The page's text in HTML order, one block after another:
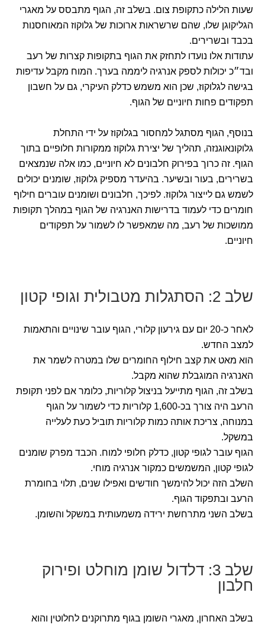
שעות הלילה כתקופת צום. בשלב זה, הגוף מתבסס על מאגרי
הגליקוגן שלו, שהם שרשראות ארוכות של גלוקוז המאוחסנות
בכבד ובשרירים.
עתודות אלו נועדו לתחזק את הגוף בתקופות קצרות של רעב
ובד״כ יכולות לספק אנרגיה ליממה בערך. המוח מקבל עדיפות
בגישה לגלוקוז, שכן הוא משמש כדלק העיקרי, גם על חשבון
תפקודים פחות חיוניים של הגוף.
בנוסף, הגוף מסתגל למחסור בגלוקוז על ידי התחלת
גלוקונאוגנזה, תהליך של יצירת גלוקוז ממקורות חלופיים בתוך
הגוף. זה כרוך בפירוק חלבונים לא חיוניים, כמו אלה שנמצאים
בשרירים, בעור ובשיער. בהיעדר מספיק גלוקוז, שומנים יכולים
לשמש גם לייצור גלוקוז. לפיכך, חלבונים ושומנים עוברים חילוף
חומרים כדי לעמוד בדרישות האנרגיה של הגוף במהלך תקופות
ממושכות של רעב, מה שמאפשר לו לשמור על תפקודים
חיוניים.
שלב 2: הסתגלות מטבולית וגופי קטון
לאחר כ-20 יום עם גירעון קלורי, הגוף עובר שינויים והתאמות
למצב החדש.
הוא מאט את קצב חילוף החומרים שלו במטרה לשמר את
האנרגיה המוגבלת שהוא מקבל.
בשלב זה, הגוף מתייעל בניצול קלוריות, כלומר אם לפני תקופת
הרעב היה צורך בכ-1,600 קלוריות כדי לשמור על הגוף
במנוחה, צריכת אותה כמות קלוריות תוביל כעת לעלייה
במשקל.
הגוף עובר לגופי קטון, כדלק חלופי למוח. הכבד מפרק שומנים
לגופי קטון, המשמשים כמקור אנרגיה מוחי.
השלב הזה יכול להימשך חודשים ואפילו שנים, תלוי בחומרת
הרעב ובתפקוד הגוף.
בשלב השני מתרחשת ירידה משמעותית במשקל והשומן.
שלב 3: דלדול שומן מוחלט ופירוק
חלבון
בשלב האחרון, מאגרי השומן בגוף מתרוקנים לחלוטין והוא